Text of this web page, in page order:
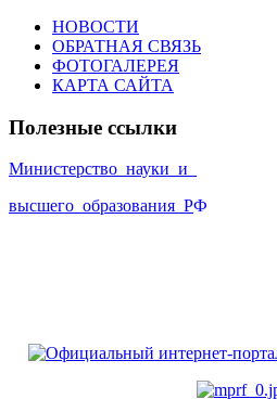
НОВОСТИ
ОБРАТНАЯ СВЯЗЬ
ФОТОГАЛЕРЕЯ
КАРТА САЙТА
Полезные ссылки
Министерство_науки_и_
высшего_образования_РФ